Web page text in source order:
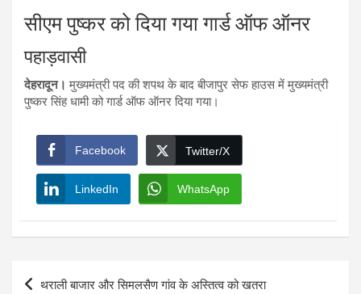
सीएम पुष्कर को दिया गया गार्ड ऑफ ऑनर
पहाड़वासी
देहरादून। मुख्यमंत्री पद की शपथ के बाद बीजापुर सेफ हाउस में मुख्यमंत्री
पुष्कर सिंह धामी को गार्ड ऑफ ऑनर दिया गया।
Facebook Twitter/X
LinkedIn WhatsApp
Post
थराली बाजार और सिमलसैण गांव के अस्तित्व को खतरा